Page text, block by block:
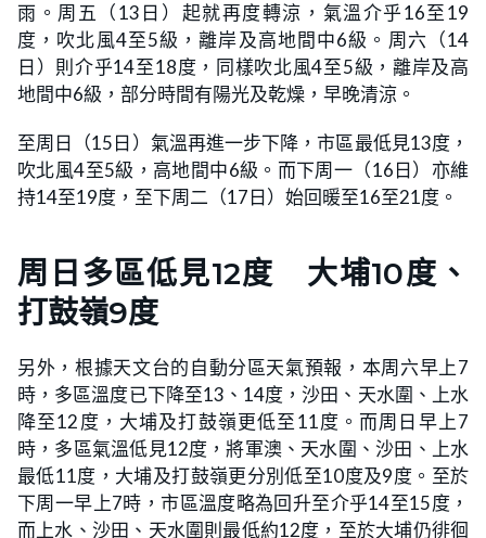
雨。周五（13日）起就再度轉涼，氣溫介乎16至19
度，吹北風4至5級，離岸及高地間中6級。周六（14
日）則介乎14至18度，同樣吹北風4至5級，離岸及高
地間中6級，部分時間有陽光及乾燥，早晚清涼。
至周日（15日）氣溫再進一步下降，市區最低見13度，
吹北風4至5級，高地間中6級。而下周一（16日）亦維
持14至19度，至下周二（17日）始回暖至16至21度。
周日多區低見12度 大埔10度、
打鼓嶺9度
另外，根據天文台的自動分區天氣預報，本周六早上7
時，多區溫度已下降至13、14度，沙田、天水圍、上水
降至12度，大埔及打鼓嶺更低至11度。而周日早上7
時，多區氣溫低見12度，將軍澳、天水圍、沙田、上水
最低11度，大埔及打鼓嶺更分別低至10度及9度。至於
下周一早上7時，市區溫度略為回升至介乎14至15度，
而上水、沙田、天水圍則最低約12度，至於大埔仍徘徊